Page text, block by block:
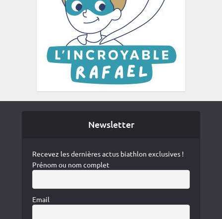
Newsletter
Recevez les dernières actus biathlon exclusives !
Prénom ou nom complet
Email